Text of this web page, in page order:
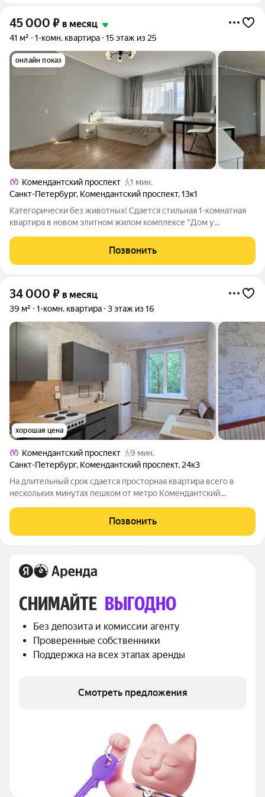
45 000 ₽ в месяц
41 м² 1-комн. квартира 15 этаж из 25
онлайн показ
Комендантский проспект
1 мин.
Санкт-Петербург, Комендантский проспект,13к1
Категорически без животных! Сдается стильная 1-комнатная
квартира в новом элитном жилом комплексе "Дом у
укомплектована и готова к проживанию. Культурные соседи и
отсутствие ремонтных работ. Посудомоечная
Позвонить
34 000 ₽ в месяц
39 м² 1-комн. квартира 3 этаж из 16
хорошая цена
Комендантский проспект
9 мин.
Санкт-Петербург, Комендантский проспект, 24к3
На длительный срок сдается просторная квартира всего в
нескольких минутах пешком от метро Комендантский
Стеклопакеты. Новая мебель и бытовая техника. Имеется все
необходимое для комфортного проживания.
Позвонить
СНИМАЙТЕ ВЫГОДНО
Без депозита и комиссии агенту
Проверенные собственники
Поддержка на всех этапах аренды
Смотреть предложения